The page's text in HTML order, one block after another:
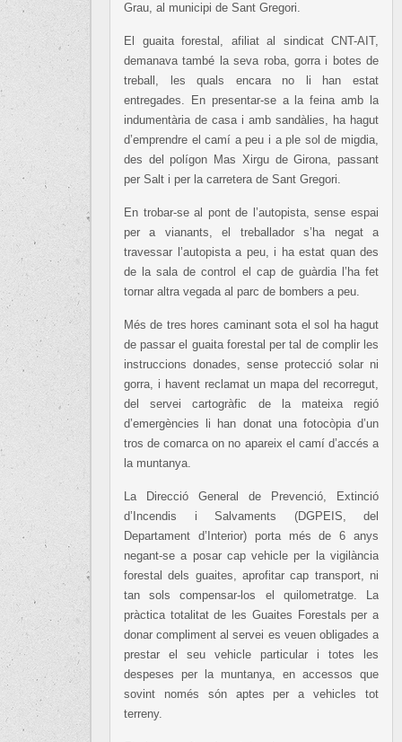
Grau, al municipi de Sant Gregori.
El guaita forestal, afiliat al sindicat CNT-AIT,
demanava també la seva roba, gorra i botes de
treball, les quals encara no li han estat
entregades. En presentar-se a la feina amb la
indumentària de casa i amb sandàlies, ha hagut
d’emprendre el camí a peu i a ple sol de migdia,
des del polígon Mas Xirgu de Girona, passant
per Salt i per la carretera de Sant Gregori.
En trobar-se al pont de l’autopista, sense espai
per a vianants, el treballador s’ha negat a
travessar l’autopista a peu, i ha estat quan des
de la sala de control el cap de guàrdia l’ha fet
tornar altra vegada al parc de bombers a peu.
Més de tres hores caminant sota el sol ha hagut
de passar el guaita forestal per tal de complir les
instruccions donades, sense protecció solar ni
gorra, i havent reclamat un mapa del recorregut,
del servei cartogràfic de la mateixa regió
d’emergències li han donat una fotocòpia d’un
tros de comarca on no apareix el camí d’accés a
la muntanya.
La Direcció General de Prevenció, Extinció
d’Incendis i Salvaments (DGPEIS, del
Departament d’Interior) porta més de 6 anys
negant-se a posar cap vehicle per la vigilància
forestal dels guaites, aprofitar cap transport, ni
tan sols compensar-los el quilometratge. La
pràctica totalitat de les Guaites Forestals per a
donar compliment al servei es veuen obligades a
prestar el seu vehicle particular i totes les
despeses per la muntanya, en accessos que
sovint només són aptes per a vehicles tot
terreny.